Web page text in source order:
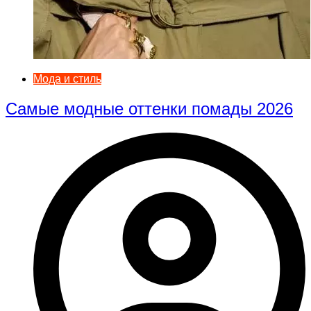
Мода и стиль
Самые модные оттенки помады 2026